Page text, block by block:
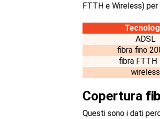
FTTH e Wireless)
ADSL
fibra fino
fibra FTTH
wireless
Copertura
Questi sono i dati